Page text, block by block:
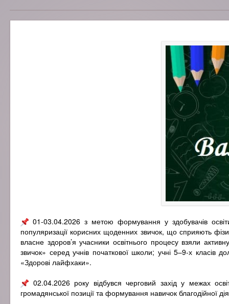
01-03.04.2026 з метою формування у здобувачів
популяризації корисних щоденних звичок, що сприяють
власне здоров’я учасники освітнього процесу взяли
звичок» серед учнів початкової школи; учні 5–9-х
«Здорові лайфхаки».
02.04.2026 року відбувся черговий захід у межах
громадянської позиції та формування навичок благодійної